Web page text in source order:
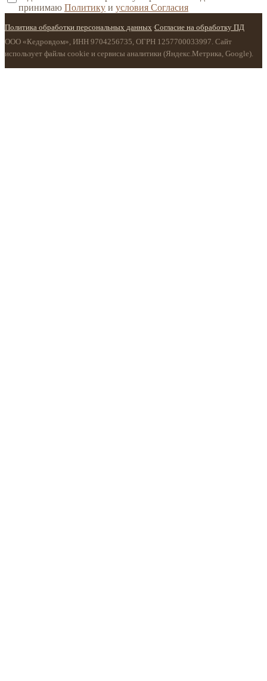
принимаю Политику и условия Согласия
Политика обработки персональных данных·Согласие на обработку ПД
ООО «Кедровдом», ИНН 9704256735, ОГРН 1257700033997. Сайт
использует файлы cookie и сервисы аналитики (Яндекс.Метрика, Google).